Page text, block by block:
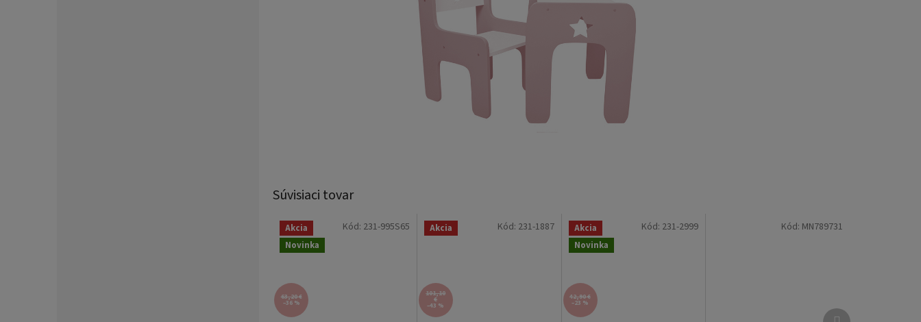
Súvisiaci tovar
Akcia
Novinka
63,20 €
–36 %
Kód: 231-995S65 Akcia
101,10
€
–43 %
Kód: 231-1887
Akcia
Novinka
42,90 €
–23 %
Kód: 231-2999 Kód: MN789731
Ďalší